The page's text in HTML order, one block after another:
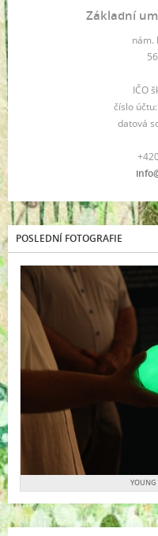
Základní
nám.
IČO
číslo
datová
POSLEDNÍ FOTOGRAFIE
YOUNG